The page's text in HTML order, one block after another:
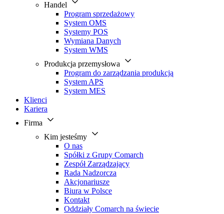
Handel
Program sprzedażowy
System OMS
Systemy POS
Wymiana Danych
System WMS
Produkcja przemysłowa
Program do zarządzania produkcją
System APS
System MES
Klienci
Kariera
Firma
Kim jesteśmy
O nas
Spółki z Grupy Comarch
Zespół Zarządzający
Rada Nadzorcza
Akcjonariusze
Biura w Polsce
Kontakt
Oddziały Comarch na świecie